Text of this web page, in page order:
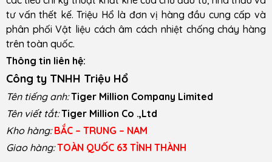
tư vấn thết kế. Triệu Hổ là đơn vị hàng đầu cung cấp và
phân phối Vật liệu cách âm cách nhiệt chống cháy hàng
trên toàn quốc.
Thông tin liên hệ:
Công ty TNHH Triệu Hổ
Tên tiếng anh: Tiger Million Company Limited
Tên viết tắt: Tiger Million Co .,Ltd
Kho hàng: BẮC – TRUNG – NAM
Giao hàng: TOÀN QUỐC 63 TỈNH THÀNH